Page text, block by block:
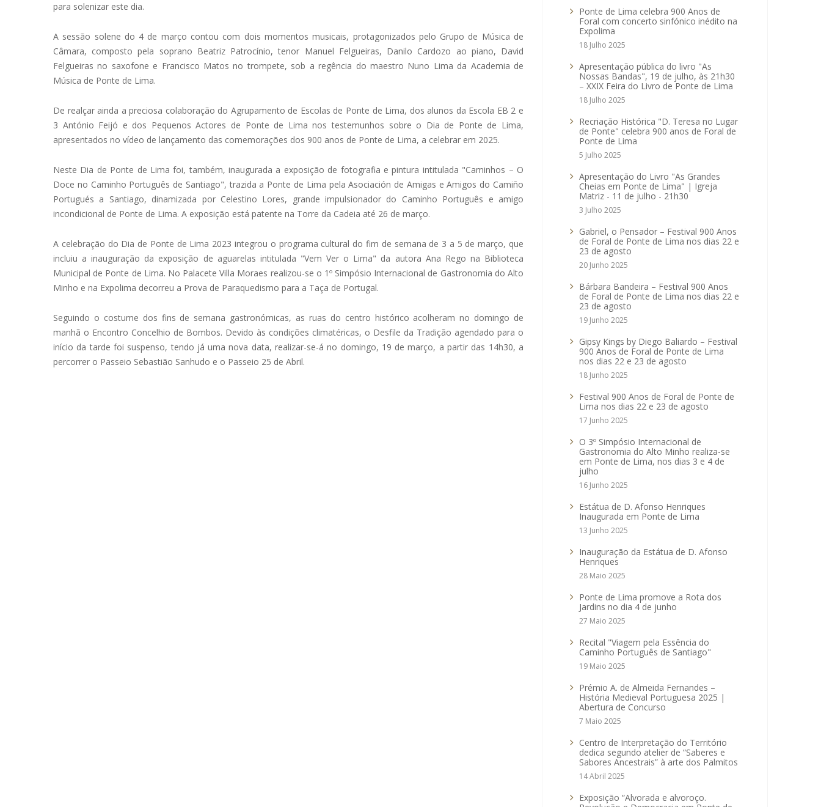
para solenizar este dia.
A sessão solene do 4 de março contou com dois momentos musicais, protagonizados pelo Grupo de Música de
Câmara, composto pela soprano Beatriz Patrocínio, tenor Manuel Felgueiras, Danilo Cardozo ao piano, David
Felgueiras no saxofone e Francisco Matos no trompete, sob a regência do maestro Nuno Lima da Academia de
Música de Ponte de Lima.
De realçar ainda a preciosa colaboração do Agrupamento de Escolas de Ponte de Lima, dos alunos da Escola EB 2 e
3 António Feijó e dos Pequenos Actores de Ponte de Lima nos testemunhos sobre o Dia de Ponte de Lima,
apresentados no vídeo de lançamento das comemorações dos 900 anos de Ponte de Lima, a celebrar em 2025.
Neste Dia de Ponte de Lima foi, também, inaugurada a exposição de fotografia e pintura intitulada "Caminhos – O
Doce no Caminho Português de Santiago", trazida a Ponte de Lima pela Asociación de Amigas e Amigos do Camiño
Portugués a Santiago, dinamizada por Celestino Lores, grande impulsionador do Caminho Português e amigo
incondicional de Ponte de Lima. A exposição está patente na Torre da Cadeia até 26 de março.
A celebração do Dia de Ponte de Lima 2023 integrou o programa cultural do fim de semana de 3 a 5 de março, que
incluiu a inauguração da exposição de aguarelas intitulada "Vem Ver o Lima" da autora Ana Rego na Biblioteca
Municipal de Ponte de Lima. No Palacete Villa Moraes realizou-se o 1º Simpósio Internacional de Gastronomia do Alto
Minho e na Expolima decorreu a Prova de Paraquedismo para a Taça de Portugal.
Seguindo o costume dos fins de semana gastronómicas, as ruas do centro histórico acolheram no domingo de
manhã o Encontro Concelhio de Bombos. Devido às condições climatéricas, o Desfile da Tradição agendado para o
início da tarde foi suspenso, tendo já uma nova data, realizar-se-á no domingo, 19 de março, a partir das 14h30, a
percorrer o Passeio Sebastião Sanhudo e o Passeio 25 de Abril.
Ponte de Lima celebra 900 Anos de
Foral com concerto sinfónico inédito na
Expolima
18 Julho 2025
Apresentação pública do livro "As
Nossas Bandas", 19 de julho, às 21h30
– XXIX Feira do Livro de Ponte de Lima
18 Julho 2025
Recriação Histórica "D. Teresa no Lugar
de Ponte" celebra 900 anos de Foral de
Ponte de Lima
5 Julho 2025
Apresentação do Livro "As Grandes
Cheias em Ponte de Lima" | Igreja
Matriz - 11 de julho - 21h30
3 Julho 2025
Gabriel, o Pensador – Festival 900 Anos
de Foral de Ponte de Lima nos dias 22 e
23 de agosto
20 Junho 2025
Bárbara Bandeira – Festival 900 Anos
de Foral de Ponte de Lima nos dias 22 e
23 de agosto
19 Junho 2025
Gipsy Kings by Diego Baliardo – Festival
900 Anos de Foral de Ponte de Lima
nos dias 22 e 23 de agosto
18 Junho 2025
Festival 900 Anos de Foral de Ponte de
Lima nos dias 22 e 23 de agosto
17 Junho 2025
O 3º Simpósio Internacional de
Gastronomia do Alto Minho realiza-se
em Ponte de Lima, nos dias 3 e 4 de
julho
16 Junho 2025
Estátua de D. Afonso Henriques
Inaugurada em Ponte de Lima
13 Junho 2025
Inauguração da Estátua de D. Afonso
Henriques
28 Maio 2025
Ponte de Lima promove a Rota dos
Jardins no dia 4 de junho
27 Maio 2025
Recital "Viagem pela Essência do
Caminho Português de Santiago"
19 Maio 2025
Prémio A. de Almeida Fernandes –
História Medieval Portuguesa 2025 |
Abertura de Concurso
7 Maio 2025
Centro de Interpretação do Território
dedica segundo atelier de “Saberes e
Sabores Ancestrais” à arte dos Palmitos
14 Abril 2025
Exposição “Alvorada e alvoroço.